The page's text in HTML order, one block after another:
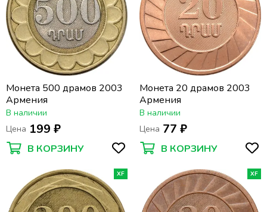
Монета 500 драмов 2003
Армения
В наличии
Цена 199 ₽
В КОРЗИНУ
Монета 20 драмов 2003
Армения
В наличии
Цена 77 ₽
В КОРЗИНУ
XF XF